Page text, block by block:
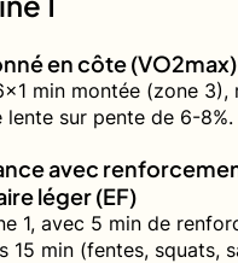
en côte (VO2max)
min montée (zone 3),
lente sur pente de 6-8%.
avec
léger (EF)
1, avec 5 min de
15 min (fentes, squats,